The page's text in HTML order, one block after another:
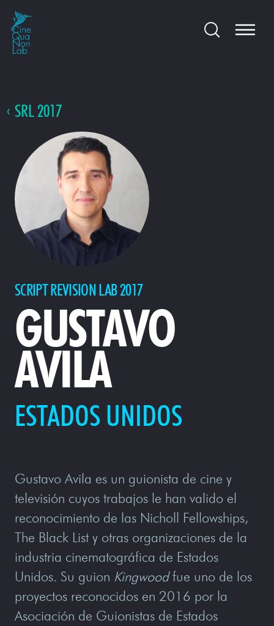
SRL 2017
SCRIPT REVISION LAB 2017
GUSTAVO
AVILA
ESTADOS UNIDOS
Gustavo Avila es un guionista de cine y
televisión cuyos trabajos le han valido el
reconocimiento de las Nicholl Fellowships,
The Black List y otras organizaciones de la
industria cinematográfica de Estados
Unidos. Su guion Kingwoodfue uno de los
proyectos reconocidos en 2016 por la
Asociación de Guionistas de Estados